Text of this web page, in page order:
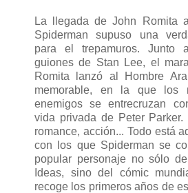
La llegada de John Romita
Spiderman supuso una
para el trepamuros. Junto
guiones de Stan Lee, el
Romita lanzó al Hombre
memorable, en la que los
enemigos se entrecruzan
vida privada de Peter Parker.
romance, acción... Todo está
con los que Spiderman se
popular personaje no sólo
Ideas, sino del cómic
recoge los primeros años de